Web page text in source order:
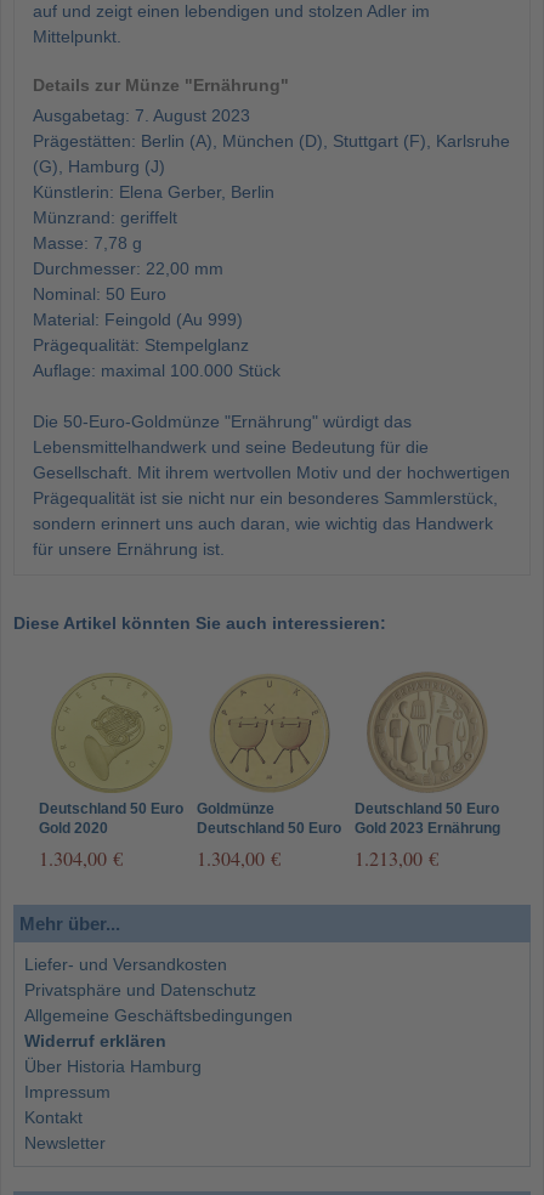
auf und zeigt einen lebendigen und stolzen Adler im
Mittelpunkt.
Details zur Münze "Ernährung"
Ausgabetag: 7. August 2023
Prägestätten: Berlin (A), München (D), Stuttgart (F), Karlsruhe
(G), Hamburg (J)
Künstlerin: Elena Gerber, Berlin
Münzrand: geriffelt
Masse: 7,78 g
Durchmesser: 22,00 mm
Nominal: 50 Euro
Material: Feingold (Au 999)
Prägequalität: Stempelglanz
Auflage: maximal 100.000 Stück
Die 50-Euro-Goldmünze "Ernährung" würdigt das
Lebensmittelhandwerk und seine Bedeutung für die
Gesellschaft. Mit ihrem wertvollen Motiv und der hochwertigen
Prägequalität ist sie nicht nur ein besonderes Sammlerstück,
sondern erinnert uns auch daran, wie wichtig das Handwerk
für unsere Ernährung ist.
Diese Artikel könnten Sie auch interessieren:
Deutschland 50 Euro
Gold 2020
Musikinstrumente
1.304,00 €
Goldmünze
Deutschland 50 Euro
Musikinstrumente
1.304,00 €
Deutschland 50 Euro
Gold 2023 Ernährung
Handwerk
1.213,00 €
Mehr über...
Liefer- und Versandkosten
Privatsphäre und Datenschutz
Allgemeine Geschäftsbedingungen
Widerruf erklären
Über Historia Hamburg
Impressum
Kontakt
Newsletter